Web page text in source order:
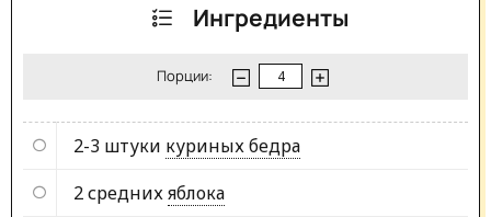
Ингредиенты
Порции:
2-3 штуки куриных бедра
2 среднихяблока